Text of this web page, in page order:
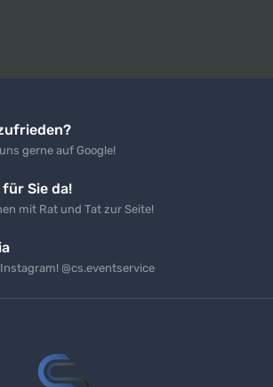
gerne auf Google!
Sie da!
mit Rat und Tat zur Seite!
@cs.eventservice